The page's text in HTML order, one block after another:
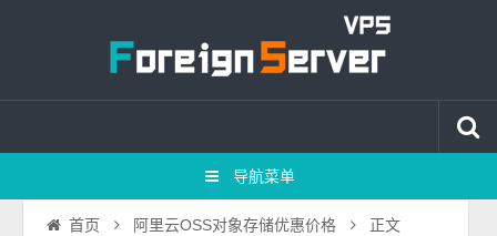
导航菜单
首页 阿里云OSS对象存储优惠价格 正文